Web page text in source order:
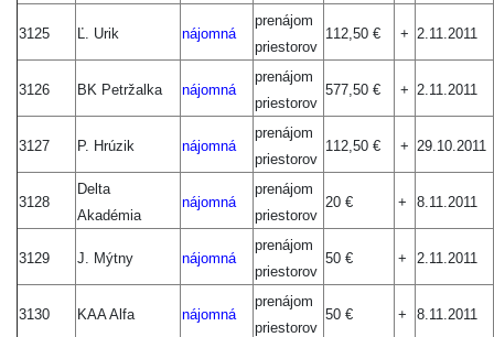
3125 Ľ. Urik nájomná
prenájom
priestorov
112,50 € + 2.11.2011
3126 BK Petržalka nájomná
prenájom
priestorov
577,50 € + 2.11.2011
3127 P. Hrúzik nájomná
prenájom
priestorov
112,50 € + 29.10.2011
3128
Delta
Akadémia
nájomná
prenájom
priestorov
20 € + 8.11.2011
3129 J. Mýtny nájomná
prenájom
priestorov
50 € + 2.11.2011
3130 KAA Alfa nájomná
prenájom
priestorov
50 € + 8.11.2011